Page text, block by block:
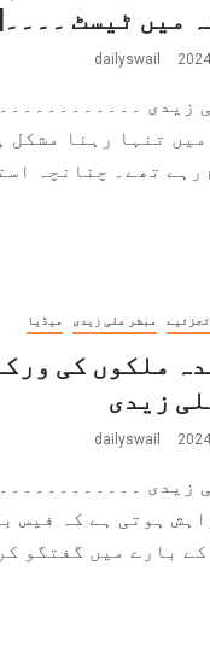
میں ٹیسٹ
dailyswail
زیدی
تنہا رہنا مشکل
رہے تھے۔ چنانچہ
مبشر علی زیدی میڈیا
ملکوں کی
زیدی
dailyswail
زیدی
ہوتی ہے کہ فیس
بارے میں گفتگو